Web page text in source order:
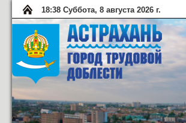
18:38 Суббота, 8 августа 2026 г.